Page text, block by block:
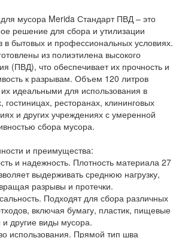
мусора Merida Стандарт ПВД – это
решение для сбора и утилизации
в бытовых и профессиональных условиях.
из полиэтилена высокого
(ПВД), что обеспечивает их прочность и
к разрывам. Объем 120 литров
идеальными для использования в
гостиницах, ресторанах, клининговых
и других учреждениях с умеренной
сбора мусора.
и преимущества:
и надежность. Плотность материала 27
выдерживать среднюю нагрузку,
разрывы и протечки.
Подходят для сбора различных
включая бумагу, пластик, пищевые
и другие виды мусора.
использования. Прямой тип шва